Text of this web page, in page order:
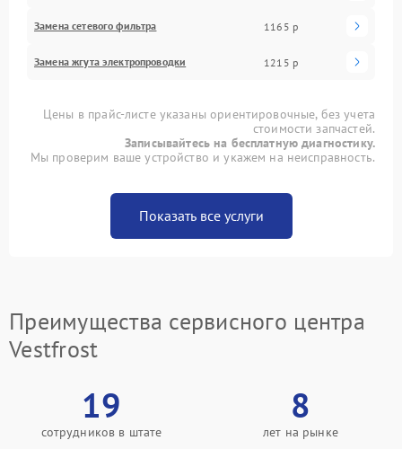
Замена сетевого фильтра 1165 р
Замена жгута электропроводки 1215 р
Цены в прайс-листе указаны ориентировочные, без учета
стоимости запчастей.
Записывайтесь на бесплатную диагностику.
Мы проверим ваше устройство и укажем на неисправность.
Показать все услуги
Преимущества сервисного центра
Vestfrost
19
сотрудников в штате
8
лет на рынке